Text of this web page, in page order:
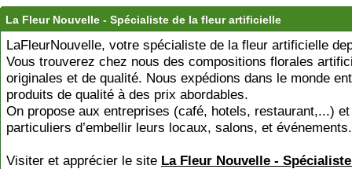
La Fleur Nouvelle - Spécialiste de la fleur artificielle
LaFleurNouvelle, votre spécialiste de la fleur artificielle
Vous trouverez chez nous des compositions florales
originales et de qualité. Nous expédions dans le monde
produits de qualité à des prix abordables.
On propose aux entreprises (café, hotels, restaurant,...)
particuliers d’embellir leurs locaux, salons, et événements.
Visiter et apprécier le site La Fleur Nouvelle -